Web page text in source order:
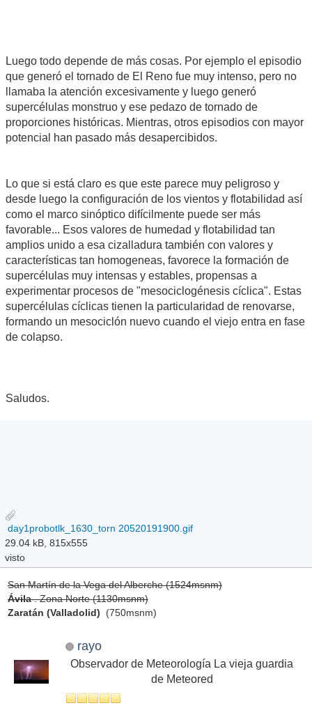
Luego todo depende de más cosas. Por ejemplo el episodio
que generó el tornado de El Reno fue muy intenso, pero no
llamaba la atención excesivamente y luego generó
supercélulas monstruo y ese pedazo de tornado de
proporciones históricas. Mientras, otros episodios con mayor
potencial han pasado más desapercibidos.
Lo que si está claro es que este parece muy peligroso y
desde luego la configuración de los vientos y flotabilidad así
como el marco sinóptico difícilmente puede ser más
favorable... Esos valores de humedad y flotabilidad tan
amplios unido a esa cizalladura también con valores y
características tan homogeneas, favorece la formación de
supercélulas muy intensas y estables, propensas a
experimentar procesos de "mesociclogénesis cíclica". Estas
supercélulas cíclicas tienen la particularidad de renovarse,
formando un mesociclón nuevo cuando el viejo entra en fase
de colapso.
Saludos.
day1probotlk_1630_torn 20520191900.gif
29.04 kB, 815x555
visto
San Martín de la Vega del Alberche (1524msnm)
Ávila. Zona Norte (1130msnm)
Zaratán (Valladolid) (750msnm)
rayo
Observador de Meteorología La vieja guardia
de Meteored